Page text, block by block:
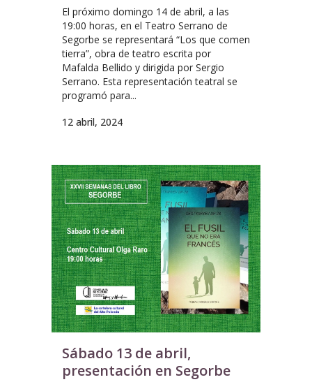
El próximo domingo 14 de abril, a las
19:00 horas, en el Teatro Serrano de
Segorbe se representará “Los que comen
tierra”, obra de teatro escrita por
Mafalda Bellido y dirigida por Sergio
Serrano. Esta representación teatral se
programó para...
12 abril, 2024
Sábado 13 de abril,
presentación en Segorbe